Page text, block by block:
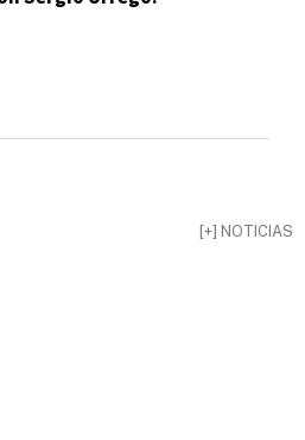
[+] NOTICIAS